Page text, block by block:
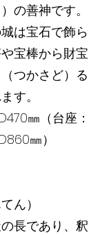
の善神です。
は宝石で飾ら
宝棒から財宝
つかさど）る
す。
㎜（台座：
㎜）
ん）
長であり、釈